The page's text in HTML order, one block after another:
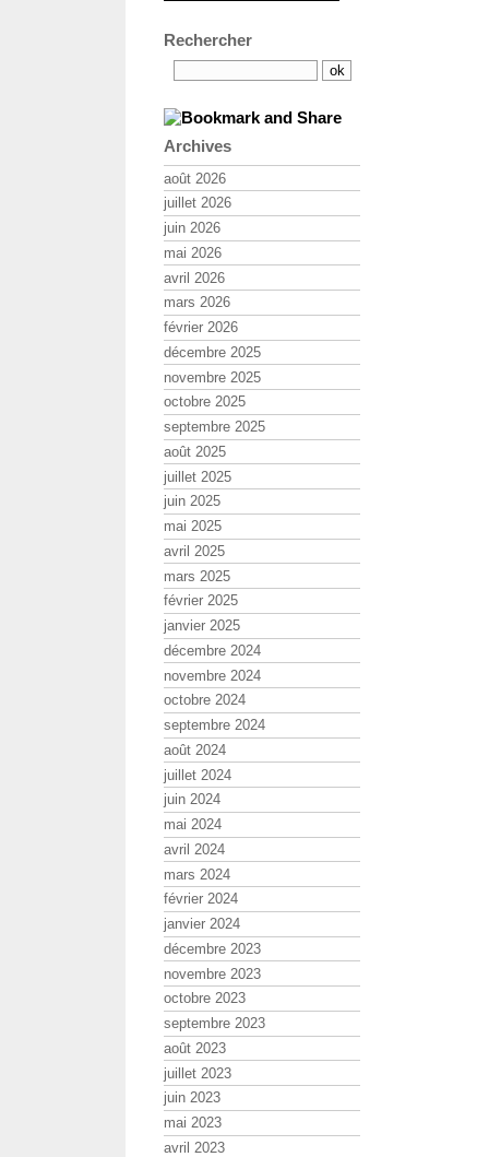
Rechercher
Archives
août 2026
juillet 2026
juin 2026
mai 2026
avril 2026
mars 2026
février 2026
décembre 2025
novembre 2025
octobre 2025
septembre 2025
août 2025
juillet 2025
juin 2025
mai 2025
avril 2025
mars 2025
février 2025
janvier 2025
décembre 2024
novembre 2024
octobre 2024
septembre 2024
août 2024
juillet 2024
juin 2024
mai 2024
avril 2024
mars 2024
février 2024
janvier 2024
décembre 2023
novembre 2023
octobre 2023
septembre 2023
août 2023
juillet 2023
juin 2023
mai 2023
avril 2023